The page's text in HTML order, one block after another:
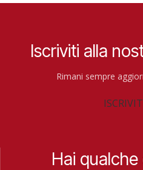
Iscriviti alla
Rimani sempre
Hai